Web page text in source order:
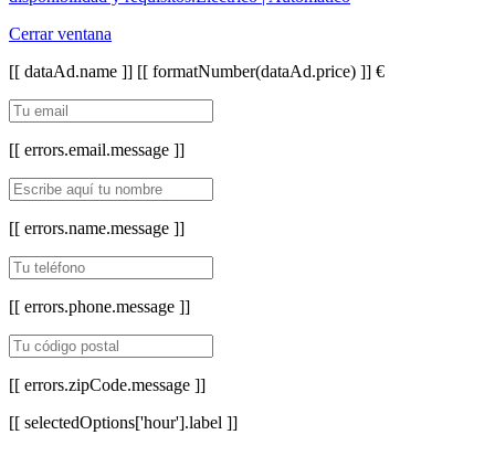
Cerrar ventana
[[ dataAd.name ]] [[ formatNumber(dataAd.price) ]] €
[[ errors.email.message ]]
[[ errors.name.message ]]
[[ errors.phone.message ]]
[[ errors.zipCode.message ]]
[[ selectedOptions['hour'].label ]]